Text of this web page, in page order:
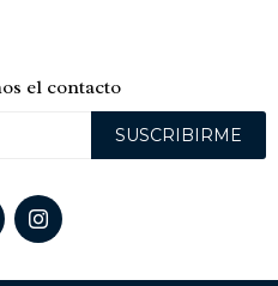
el contacto
SUSCRIBIRME
